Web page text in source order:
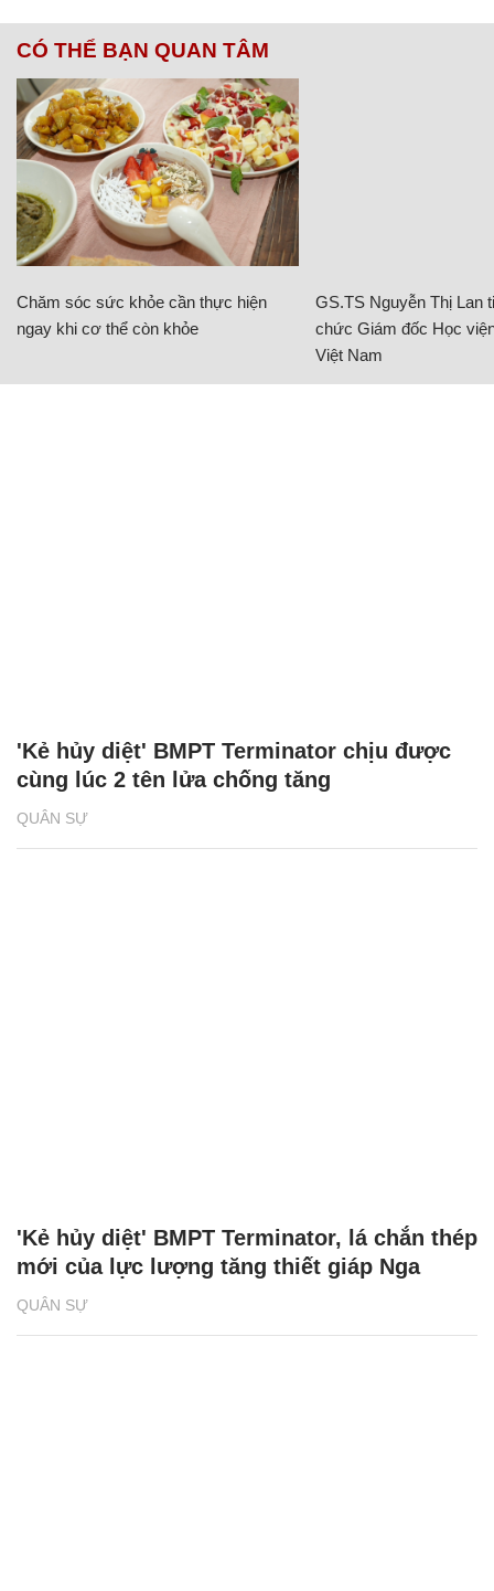
CÓ THỂ BẠN QUAN TÂM
Chăm sóc sức khỏe cần thực hiện
ngay khi cơ thể còn khỏe
GS.TS Nguyễn Thị Lan
chức Giám đốc Học
Việt Nam
QUÂN SỰ
'Kẻ hủy diệt' BMPT Terminator chịu được
cùng lúc 2 tên lửa chống tăng
QUÂN SỰ
'Kẻ hủy diệt' BMPT Terminator, lá chắn thép
mới của lực lượng tăng thiết giáp Nga